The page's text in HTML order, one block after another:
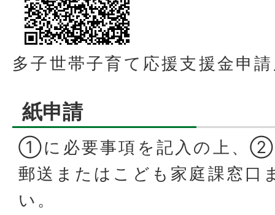
多子世帯子育て応援支援金申
紙申請
①に必要事項を記入の上、
郵送またはこども家庭課窓口
い。